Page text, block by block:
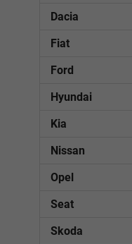
Dacia
Fiat
Ford
Hyundai
Kia
Nissan
Opel
Seat
Skoda